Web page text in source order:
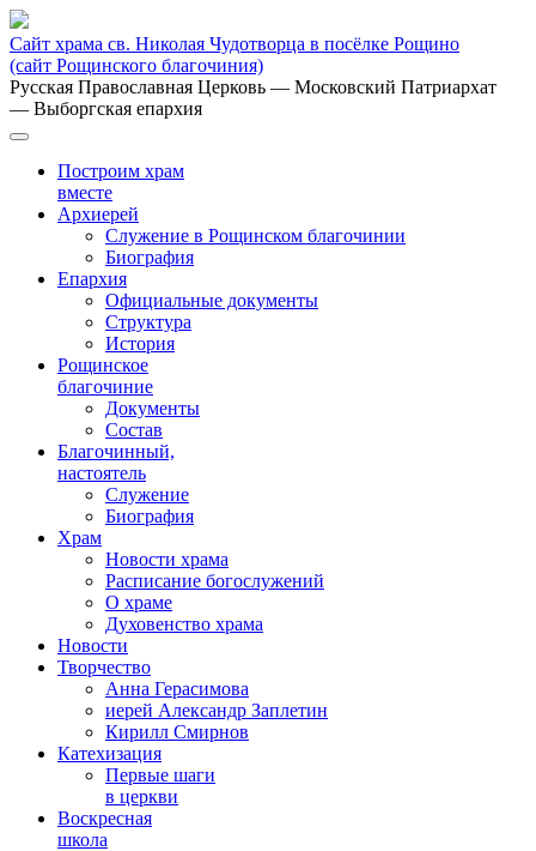
Сайт храма св. Николая Чудотворца в посёлке Рощино
(сайт Рощинского благочиния)
Русская Православная Церковь — Московский Патриархат
— Выборгская епархия
Построим храм
вместе
Архиерей
Служение в Рощинском благочинии
Биография
Епархия
Официальные документы
Структура
История
Рощинское
благочиние
Документы
Состав
Благочинный,
настоятель
Служение
Биография
Храм
Новости храма
Расписание богослужений
О храме
Духовенство храма
Новости
Творчество
Анна Герасимова
иерей Александр Заплетин
Кирилл Смирнов
Катехизация
Первые шаги
в церкви
Воскресная
школа